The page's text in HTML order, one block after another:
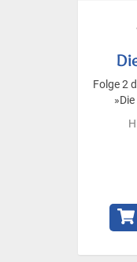
Folge 2